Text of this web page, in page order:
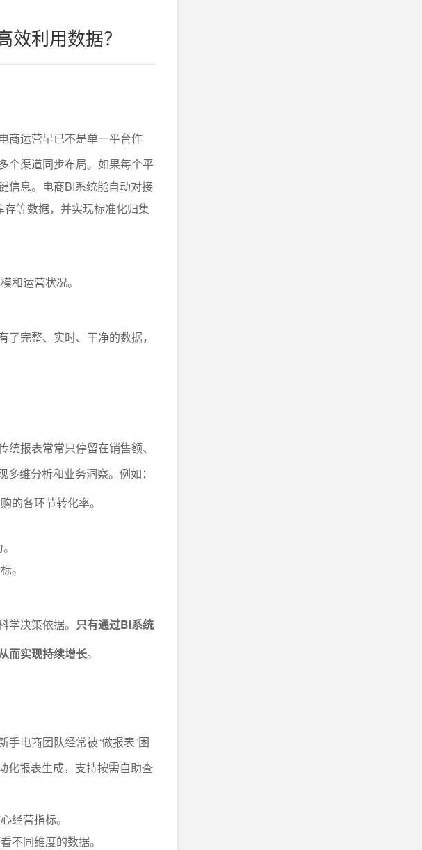
利用数据？
商运营早已不是单一平台作
个渠道同步布局。如果每个平
信息。电商BI系统能自动对接
等数据，并实现标准化归集
和运营状况。
了完整、实时、干净的数据，
统报表常常只停留在销售额、
维分析和业务洞察。例如：
的各环节转化率。
。
决策依据。 只有通过BI系统
而实现持续增长。
手电商团队经常被“做报表”困
化报表生成，支持按需自助查
经营指标。
不同维度的数据。